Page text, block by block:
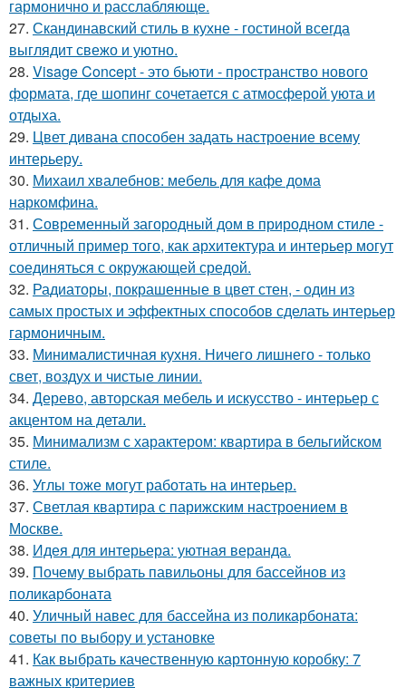
гармонично и расслабляюще.
27. Скандинавский стиль в кухне - гостиной всегда
выглядит свежо и уютно.
28. Visage Concept - это бьюти - пространство нового
формата, где шопинг сочетается с атмосферой уюта и
отдыха.
29. Цвет дивана способен задать настроение всему
интерьеру.
30. Михаил хвалебнов: мебель для кафе дома
наркомфина.
31. Современный загородный дом в природном стиле -
отличный пример того, как архитектура и интерьер могут
соединяться с окружающей средой.
32. Радиаторы, покрашенные в цвет стен, - один из
самых простых и эффектных способов сделать интерьер
гармоничным.
33. Минималистичная кухня. Ничего лишнего - только
свет, воздух и чистые линии.
34. Дерево, авторская мебель и искусство - интерьер с
акцентом на детали.
35. Минимализм с характером: квартира в бельгийском
стиле.
36. Углы тоже могут работать на интерьер.
37. Светлая квартира с парижским настроением в
Москве.
38. Идея для интерьера: уютная веранда.
39. Почему выбрать павильоны для бассейнов из
поликарбоната
40. Уличный навес для бассейна из поликарбоната:
советы по выбору и установке
41. Как выбрать качественную картонную коробку: 7
важных критериев